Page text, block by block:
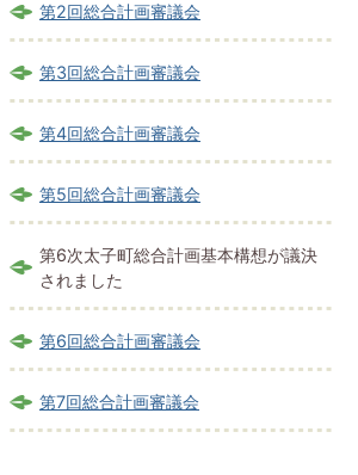
第2回総合計画審議会
第3回総合計画審議会
第4回総合計画審議会
第5回総合計画審議会
第6次太子町総合計画基本構想が議決
されました
第6回総合計画審議会
第7回総合計画審議会